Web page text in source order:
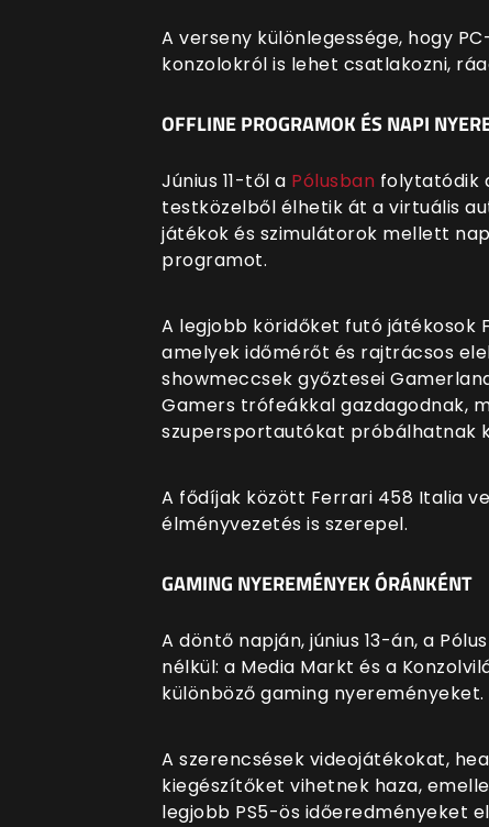
A verseny különlegessége, hogy
konzolokról is lehet csatlakozni,
OFFLINE PROGRAMOK ÉS NAPI
Június 11-től a Pólusban folytatódik
testközelből élhetik át a virtuális
játékok és szimulátorok mellett
programot.
A legjobb köridőket futó játékosok
amelyek időmérőt és rajtrácsos
showmeccsek győztesei
Gamers trófeákkal gazdagodnak,
szupersportautókat próbálhatnak
A fődíjak között Ferrari 458 Italia
élményvezetés is szerepel.
GAMING NYEREMÉNYEK ÓRÁNKÉNT
A döntő napján, június 13-án, a
nélkül: a Media Markt és a
különböző gaming nyereményeket.
A szerencsések videojátékokat,
kiegészítőket vihetnek haza,
legjobb PS5-ös időeredményeket